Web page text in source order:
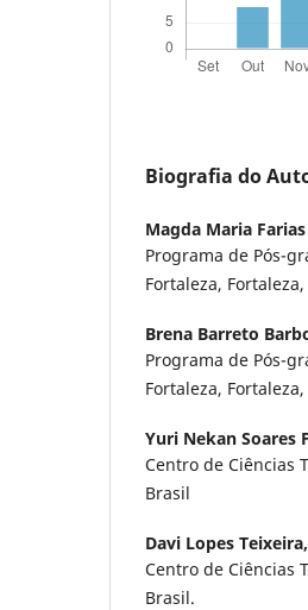
Biografia do
Magda Maria
Programa de Pós-
Fortaleza, Fortaleza,
Brena Barreto
Programa de Pós-
Fortaleza, Fortaleza,
Yuri Nekan Soares
Centro de Ciências
Brasil
Davi Lopes Teixeira,
Centro de Ciências
Brasil.